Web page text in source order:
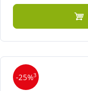
-25%3